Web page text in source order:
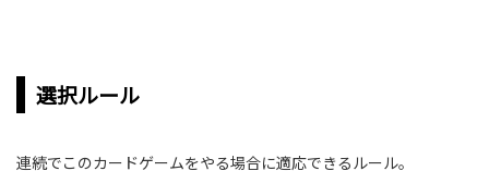
選択ルール
連続でこのカードゲームをやる場合に適応できるルール。